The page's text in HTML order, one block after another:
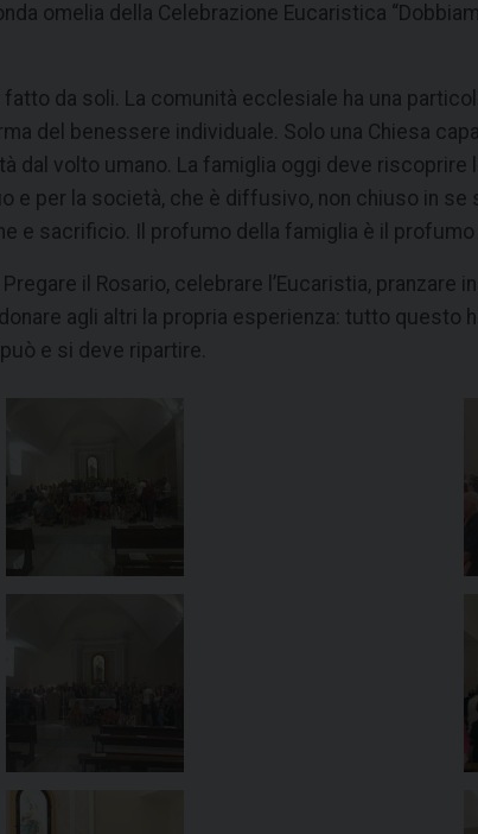
omelia della Celebrazione Eucaristica
da soli. La comunità ecclesiale ha una
del benessere individuale. Solo una Chiesa
dal volto umano. La famiglia oggi deve riscoprire
e per la società, che è diffusivo, non chiuso in
e sacrificio. Il profumo della famiglia è il profumo
il Rosario, celebrare l’Eucaristia, pranzare
agli altri la propria esperienza: tutto questo
e si deve ripartire.